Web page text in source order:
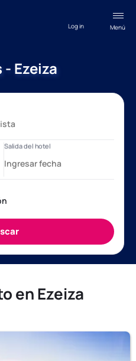
Menú
Log in
Ezeiza
en Ezeiza